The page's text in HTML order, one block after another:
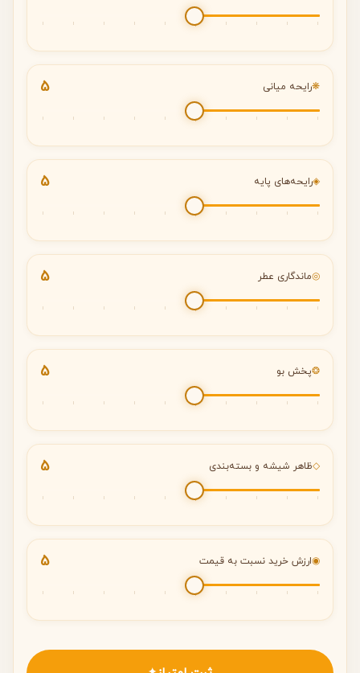
❋رایحه میانی 5
◈رایحه‌های پایه 5
◎ماندگاری عطر 5
❂پخش بو 5
◇ظاهر شیشه و بسته‌بندی 5
◉ارزش خرید نسبت به قیمت 5